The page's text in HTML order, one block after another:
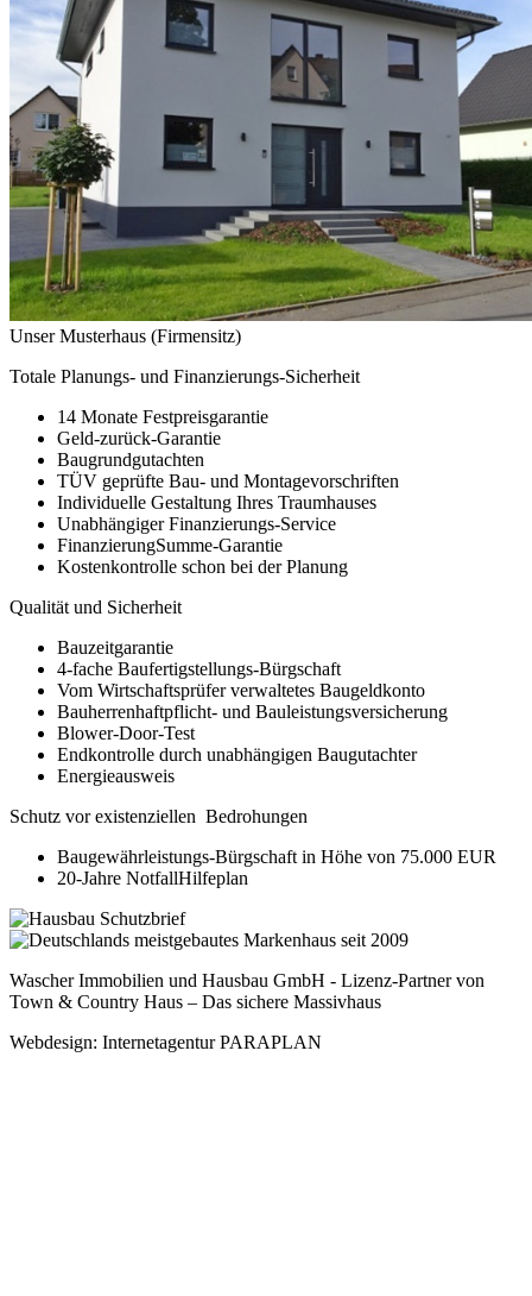
Unser Musterhaus (Firmensitz)
Totale Planungs- und Finanzierungs-Sicherheit
14 Monate Festpreisgarantie
Geld-zurück-Garantie
Baugrundgutachten
TÜV geprüfte Bau- und Montagevorschriften
Individuelle Gestaltung Ihres Traumhauses
Unabhängiger Finanzierungs-Service
FinanzierungSumme-Garantie
Kostenkontrolle schon bei der Planung
Qualität und Sicherheit
Bauzeitgarantie
4-fache Baufertigstellungs-Bürgschaft
Vom Wirtschaftsprüfer verwaltetes Baugeldkonto
Bauherrenhaftpflicht- und Bauleistungsversicherung
Blower-Door-Test
Endkontrolle durch unabhängigen Baugutachter
Energieausweis
Schutz vor existenziellen Bedrohungen
Baugewährleistungs-Bürgschaft in Höhe von 75.000 EUR
20-Jahre NotfallHilfeplan
Wascher Immobilien und Hausbau GmbH - Lizenz-Partner von
Town & Country Haus – Das sichere Massivhaus
Webdesign: Internetagentur PARAPLAN